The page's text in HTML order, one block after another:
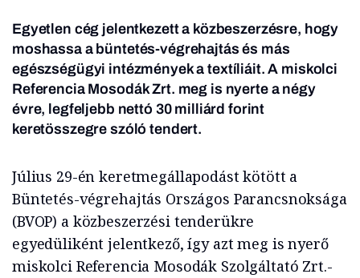
Egyetlen cég jelentkezett a közbeszerzésre, hogy
moshassa a büntetés-végrehajtás és más
egészségügyi intézmények a textíliáit. A miskolci
Referencia Mosodák Zrt. meg is nyerte a négy
évre, legfeljebb nettó 30 milliárd forint
keretösszegre szóló tendert.
Július 29-én keretmegállapodást kötött a
Büntetés-végrehajtás Országos Parancsnoksága
(BVOP) a közbeszerzési tenderükre
egyedüliként jelentkező, így azt meg is nyerő
miskolci Referencia Mosodák Szolgáltató Zrt.-